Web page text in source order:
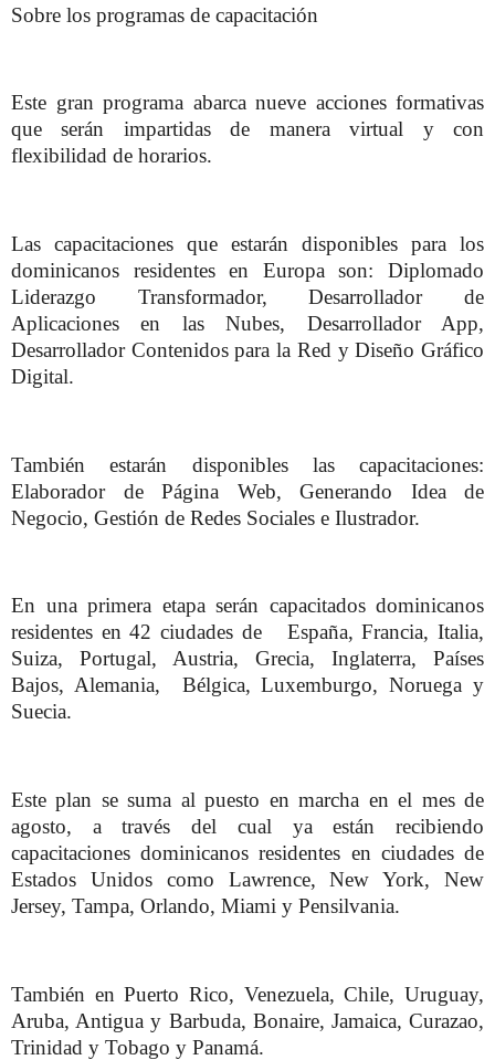
Sobre los programas de capacitación
Este gran programa abarca nueve acciones formativas
que serán impartidas de manera virtual y con
flexibilidad de horarios.
Las capacitaciones que estarán disponibles para los
dominicanos residentes en Europa son: Diplomado
Liderazgo Transformador, Desarrollador de
Aplicaciones en las Nubes, Desarrollador App,
Desarrollador Contenidos para la Red y Diseño Gráfico
Digital.
También estarán disponibles las capacitaciones:
Elaborador de Página Web, Generando Idea de
Negocio, Gestión de Redes Sociales e Ilustrador.
En una primera etapa serán capacitados dominicanos
residentes en 42 ciudades de España, Francia, Italia,
Suiza, Portugal, Austria, Grecia, Inglaterra, Países
Bajos, Alemania, Bélgica, Luxemburgo, Noruega y
Suecia.
Este plan se suma al puesto en marcha en el mes de
agosto, a través del cual ya están recibiendo
capacitaciones dominicanos residentes en ciudades de
Estados Unidos como Lawrence, New York, New
Jersey, Tampa, Orlando, Miami y Pensilvania.
También en Puerto Rico, Venezuela, Chile, Uruguay,
Aruba, Antigua y Barbuda, Bonaire, Jamaica, Curazao,
Trinidad y Tobago y Panamá.